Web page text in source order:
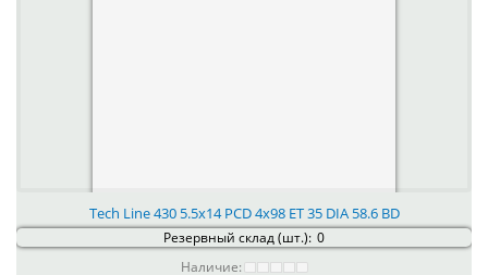
Tech Line 430 5.5x14 PCD 4x98 ET 35 DIA 58.6 BD
Резервный склад (шт.): 0
Наличие: